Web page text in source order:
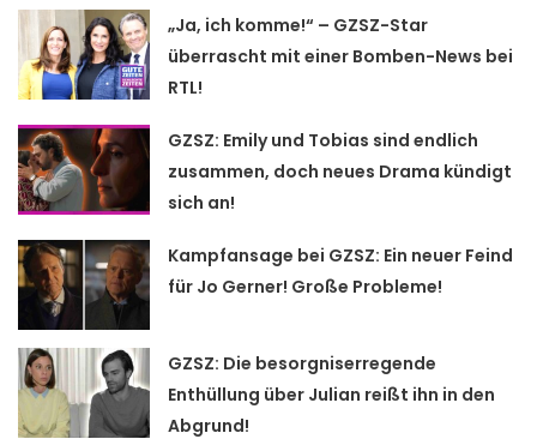
„Ja, ich komme!“ – GZSZ-Star
überrascht mit einer Bomben-News bei
RTL!
GZSZ: Emily und Tobias sind endlich
zusammen, doch neues Drama kündigt
sich an!
Kampfansage bei GZSZ: Ein neuer Feind
für Jo Gerner! Große Probleme!
GZSZ: Die besorgniserregende
Enthüllung über Julian reißt ihn in den
Abgrund!